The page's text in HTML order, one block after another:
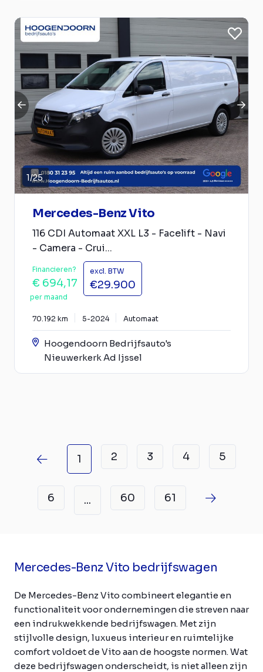
1/25
Mercedes-Benz Vito
116 CDI Automaat XXL L3 - Facelift - Navi
- Camera - Crui...
Financieren?
€ 694,17
per maand
excl. BTW
€29.900
70.192 km 5-2024 Automaat
Hoogendoorn Bedrijfsauto's
Nieuwerkerk Ad Ijssel
1 2 3 4 5
6 ... 60 61
Mercedes-Benz Vito bedrijfswagen
De Mercedes-Benz Vito combineert elegantie en
functionaliteit voor ondernemingen die streven naar
een indrukwekkende bedrijfswagen. Met zijn
stijlvolle design, luxueus interieur en ruimtelijke
comfort voldoet de Vito aan de hoogste normen. Wat
deze bedrijfswagen onderscheidt, is niet alleen zijn